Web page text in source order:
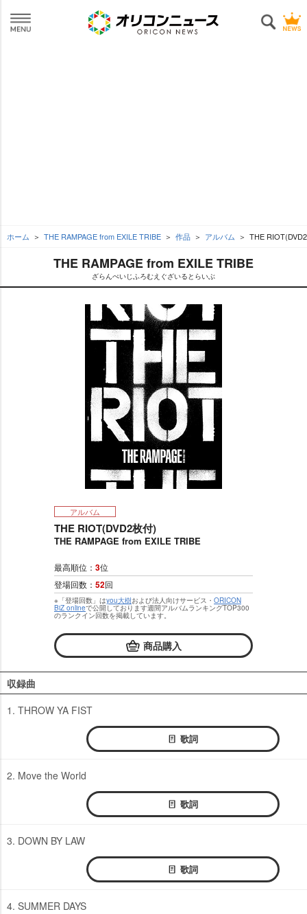
ホーム THE RAMPAGE from EXILE TRIBE 作品 アルバム THE
THE RAMPAGE from EXILE TRIBE
ざらんぺいじふろむえぐざいるとらいぶ
アルバム
THE RIOT(DVD2枚付)
THE RAMPAGE from EXILE TRIBE
最高順位： 3位
登場回数： 52回
※「登場回数」はyou大樹および法人向けサービス・ ORICON
BiZ onlineで公開しております週間アルバムランキングTOP300
のランクイン回数を掲載しています。
商品購入
収録曲
1. THROW YA FIST
歌詞
2. Move the World
歌詞
3. DOWN BY LAW
歌詞
4. SUMMER DAYS